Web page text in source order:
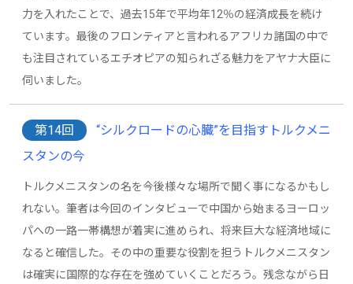
力を入れたことで、過去15年で平均年12％の経済成長を続け
ています。最後のフロンティアと言われるアフリカ諸国の中で
も注目されているエチオピアの知られざる魅力をアヤナ大臣に
伺いました。
第14回
“シルクロードの心臓”を目指すトルクメニ
スタンの今
トルクメニスタンの名を今後様々な場所で聞く事になるかもし
れない。筆者は今回のインタビューで中国から始まるヨーロッ
パへの一路一帯構想が着実に進められ、将来巨大な経済地域に
なると確信した。その中の重要な役割を担うトルクメニスタン
は確実に国際的な存在を強めていくことだろう。残念ながら日